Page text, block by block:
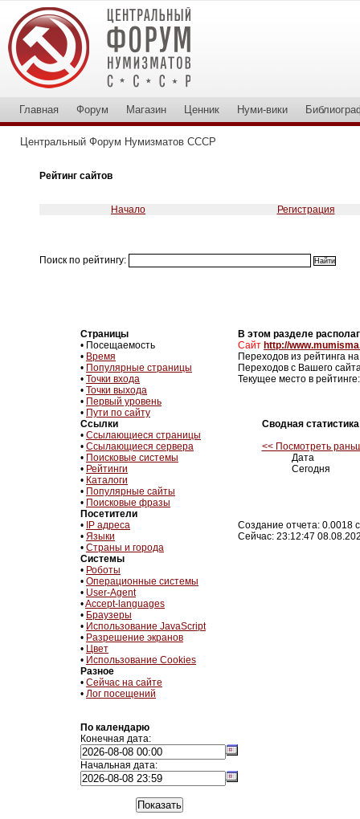
Главная Форум Магазин Ценник Нуми-вики
Центральный Форум Нумизматов СССР
Рейтинг сайтов
Начало Регистрация
Поиск по рейтингу:
Страницы
• Посещаемость
• Время
• Популярные страницы
• Точки входа
• Точки выхода
• Первый уровень
• Пути по сайту
Ссылки
• Ссылающиеся страницы
• Ссылающиеся сервера
• Поисковые системы
• Рейтинги
• Каталоги
• Популярные сайты
• Поисковые фразы
Посетители
• IP адреса
• Языки
• Страны и города
Системы
• Роботы
• Операционные системы
• User-Agent
•Accept-languages
• Браузеры
• Использование JavaScript
• Разрешение экранов
• Цвет
• Использование Cookies
Разное
• Сейчас на сайте
• Лог посещений
По календарю
Конечная дата:
Начальная дата:
В этом разделе
Сайт http://
Переходов из рейтинга
Переходов с Вашего
Текущее место в рейтинге:
Сводная
<< Посмотреть
Дата
Сегодня
Создание отчета: 0.0018
Сейчас: 23:12:47